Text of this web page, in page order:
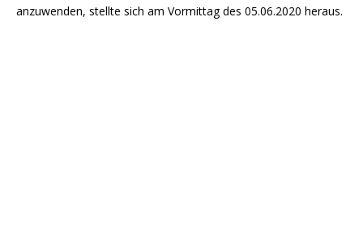
anzuwenden, stellte sich am Vormittag des 05.06.2020 heraus.